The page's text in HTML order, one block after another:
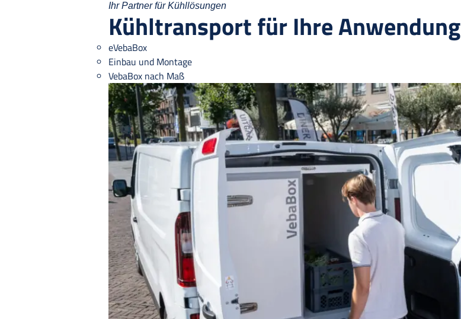
Ihr Partner für Kühllösungen
Kühltransport für Ihre Anwendung
eVebaBox
Einbau und Montage
VebaBox nach Maß